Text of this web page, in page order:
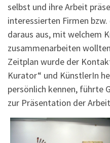
selbst und ihre Arbeit
interessierten Firmen
daraus aus, mit welchem
zusammenarbeiten
Zeitplan wurde der
Kurator“ und KünstlerIn
persönlich kennen, führte
zur Präsentation der